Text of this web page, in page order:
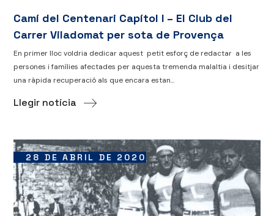
Camí del Centenari Capítol I – El Club del
Carrer Viladomat per sota de Provença
En primer lloc voldria dedicar aquest petit esforç de redactar a les
persones i famílies afectades per aquesta tremenda malaltia i desitjar
una ràpida recuperació als que encara estan...
Llegir notícia
28 DE ABRIL DE 2020